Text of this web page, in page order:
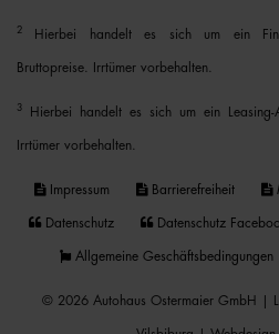
2 Hierbei handelt es sich um ein
Bruttopreise. Irrtümer vorbehalten.
3 Hierbei handelt es sich um ein Leasing-
Irrtümer vorbehalten.
Impressum Barrierefreiheit
Datenschutz Datenschutz
Allgemeine Geschäftsbedingungen
© 2026 Autohaus Ostermaier GmbH |